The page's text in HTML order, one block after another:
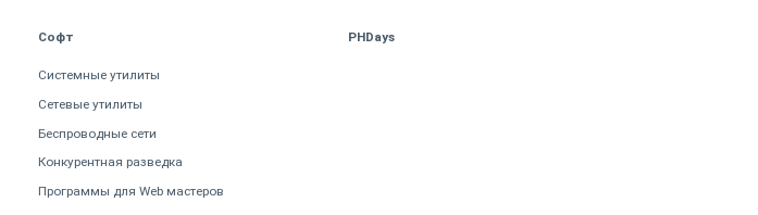
Софт
Системные утилиты
Сетевые утилиты
Беспроводные сети
Конкурентная разведка
Программы для Web мастеров
PHDays